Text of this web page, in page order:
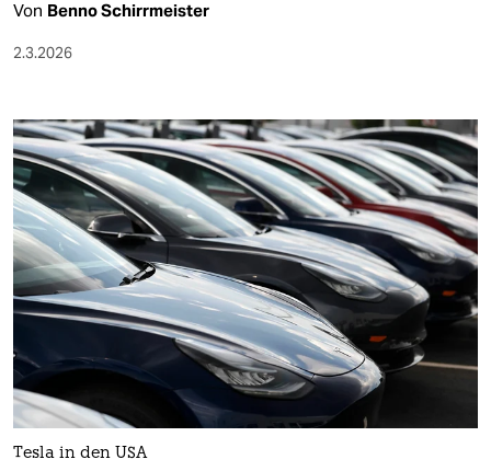
Von Benno Schirrmeister
2.3.2026
Tesla in den USA